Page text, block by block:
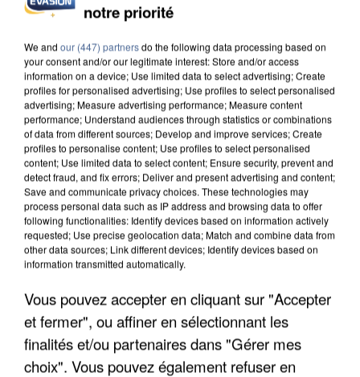
UN SECOND CADRE DE LA DZ MAFIA
UNE TOURISTE DE L’OISE EMPORTÉE PAR UNE
COULÉE DE BOUE EN HAUTE-SAVOIE
notre priorité
We and our (447) partnersdo the following data processing based on
your consent and/or our legitimate interest: Store and/or access
information on a device; Use limited data to select advertising; Create
profiles for personalised advertising; Use profiles to select personalised
advertising; Measure advertising performance; Measure content
performance; Understand audiences through statistics or combinations
of data from different sources; Develop and improve services; Create
profiles to personalise content; Use profiles to select personalised
content; Use limited data to select content; Ensure security, prevent and
detect fraud, and fix errors; Deliver and present advertising and content;
Save and communicate privacy choices. These technologies may
process personal data such as IP address and browsing data to offer
following functionalities: Identify devices based on information actively
requested; Use precise geolocation data; Match and combine data from
other data sources; Link different devices; Identify devices based on
information transmitted automatically.
Vous pouvez accepter en cliquant sur "Accepter
et fermer", ou affiner en sélectionnant les
finalités et/ou partenaires dans "Gérer mes
choix". Vous pouvez également refuser en